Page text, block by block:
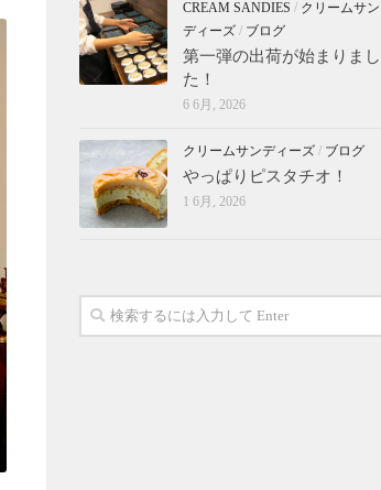
CREAM SANDIES / クリームサン
ディーズ / ブログ
第一弾の出荷が始まりまし
た！
6 6月, 2026
クリームサンディーズ / ブログ
やっぱりピスタチオ！
1 6月, 2026